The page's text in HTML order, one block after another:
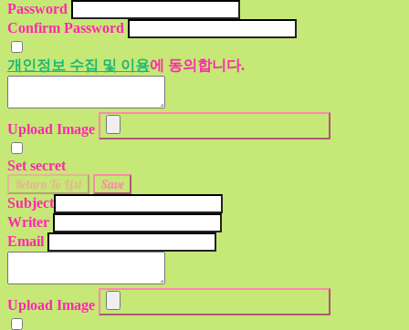
Password
Confirm Password
개인정보 수집 및 이용에 동의합니다.
Upload Image
Set secret
Return To List Save
Subject
Writer
Email
Upload Image